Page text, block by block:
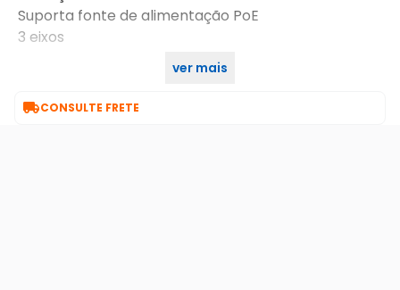
Suporta fonte de alimentação PoE
3 eixos
ver mais
CONSULTE FRETE